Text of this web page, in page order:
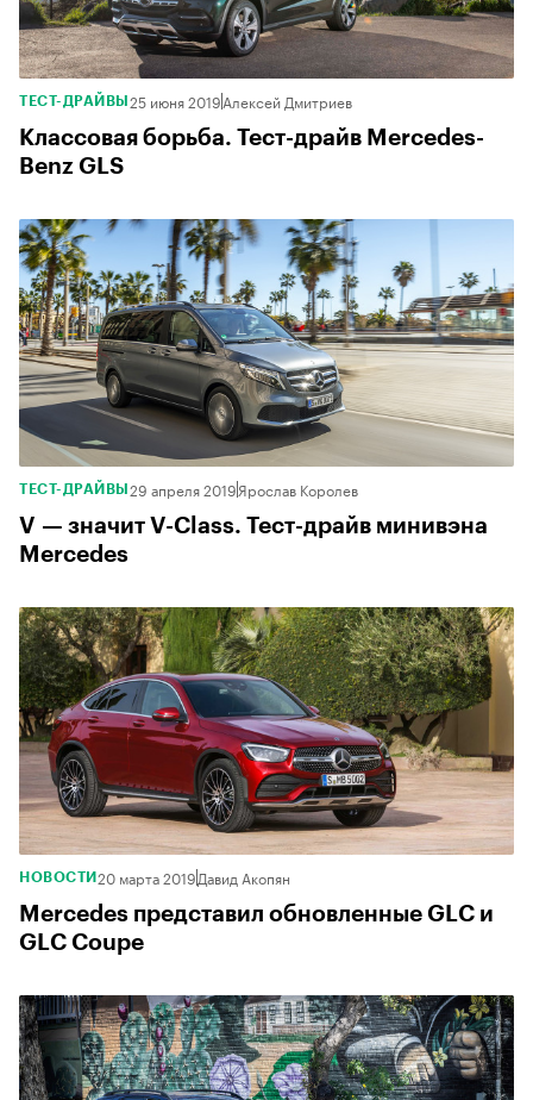
ТЕСТ-ДРАЙВЫ 25 июня 2019Алексей Дмитриев
Классовая борьба. Тест-драйв Mercedes-
Benz GLS
ТЕСТ-ДРАЙВЫ 29 апреля 2019Ярослав Королев
V — значит V-Class. Тест-драйв минивэна
Mercedes
НОВОСТИ 20 марта 2019Давид Акопян
Mercedes представил обновленные GLC и
GLC Coupe